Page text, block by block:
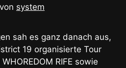
von system
sah es ganz danach aus,
19 organisierte Tour
RIFE sowie